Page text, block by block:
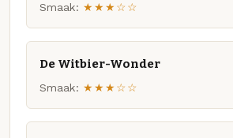
Smaak: ★★★☆☆
De Witbier-Wonder
Smaak: ★★★☆☆